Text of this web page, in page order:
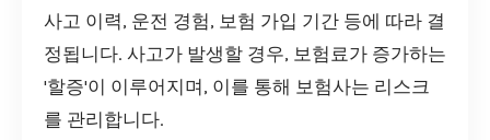
사고 이력, 운전 경험, 보험 가입 기간 등에 따라 결
정됩니다. 사고가 발생할 경우, 보험료가 증가하는
'할증'이 이루어지며, 이를 통해 보험사는 리스크
를 관리합니다.